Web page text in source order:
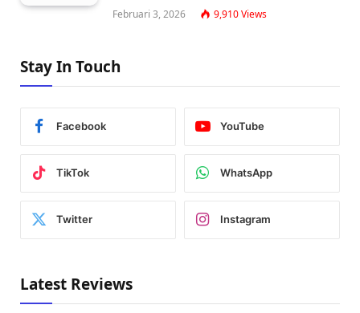
Februari 3, 2026 9,910Views
Stay In Touch
Facebook YouTube
TikTok WhatsApp
Twitter Instagram
Latest Reviews